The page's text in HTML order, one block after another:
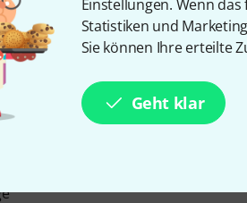
Einstellungen. Wenn
Statistiken und
Sie können Ihre erteilte
Geht klar
und gewinne mit